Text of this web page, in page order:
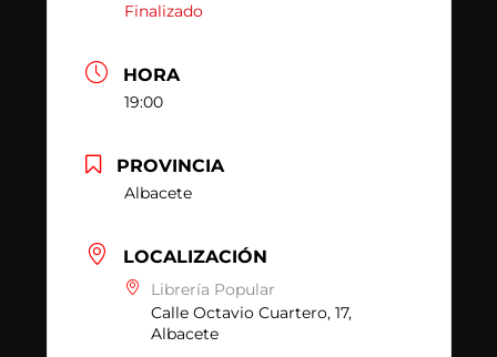
Finalizado
HORA
19:00
PROVINCIA
Albacete
LOCALIZACIÓN
Librería Popular
Calle Octavio Cuartero, 17,
Albacete